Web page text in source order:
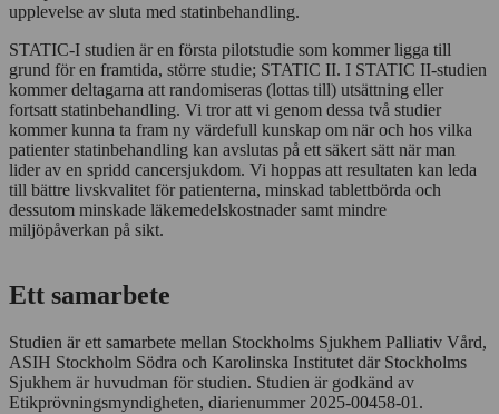
upplevelse av sluta med statinbehandling.
STATIC-I studien är en första pilotstudie som kommer ligga till
grund för en framtida, större studie; STATIC II. I STATIC II-studien
kommer deltagarna att randomiseras (lottas till) utsättning eller
fortsatt statinbehandling. Vi tror att vi genom dessa två studier
kommer kunna ta fram ny värdefull kunskap om när och hos vilka
patienter statinbehandling kan avslutas på ett säkert sätt när man
lider av en spridd cancersjukdom. Vi hoppas att resultaten kan leda
till bättre livskvalitet för patienterna, minskad tablettbörda och
dessutom minskade läkemedelskostnader samt mindre
miljöpåverkan på sikt.
Ett samarbete
Studien är ett samarbete mellan Stockholms Sjukhem Palliativ Vård,
ASIH Stockholm Södra och Karolinska Institutet där Stockholms
Sjukhem är huvudman för studien. Studien är godkänd av
Etikprövningsmyndigheten, diarienummer 2025-00458-01.